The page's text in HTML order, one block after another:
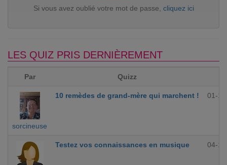
Si vous avez oublié votre mot de passe, cliquez ici
LES QUIZ PRIS DERNIÈREMENT
Par Quizz
sorcineuse
10 remèdes de grand-mère qui marchent ! 01-
Testez vos connaissances en musique 04-